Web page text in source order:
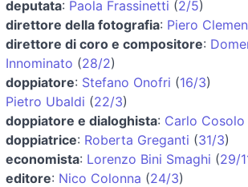
deputata: Paola Frassinetti (2/5)
direttore della fotografia: Piero
direttore di coro e compositore:
Innominato (28/2)
doppiatore: Stefano Onofri (16/3)
Pietro Ubaldi (22/3)
doppiatore e dialoghista: Carlo Cosolo
doppiatrice: Roberta Greganti (31/3)
economista: Lorenzo Bini Smaghi (29/
editore: Nico Colonna (24/3)